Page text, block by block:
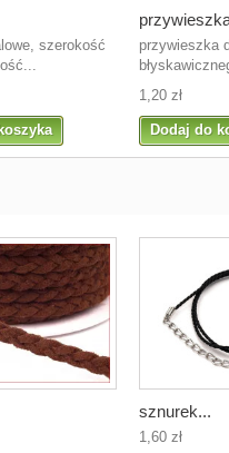
szerokość
przywieszka
1,20 zł
Dodaj do
sznurek...
1,60 zł